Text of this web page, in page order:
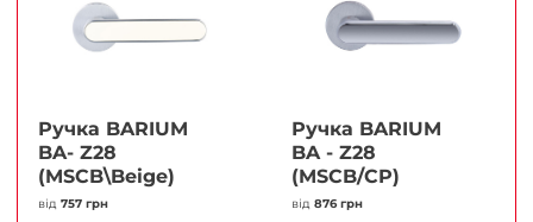
Ручка BARIUM
BA- Z28
(MSCB\Beige)
від 757 грн
Ручка BARIUM
BA - Z28
(MSCB/CP)
від 876 грн